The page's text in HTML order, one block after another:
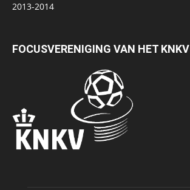
2013-2014
FOCUSVERENIGING VAN HET KNKV